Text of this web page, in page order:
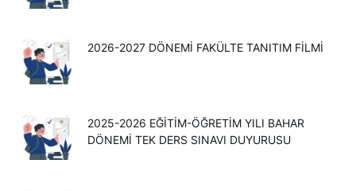
2026-2027 DÖNEMİ FAKÜLTE TANITIM FİLMİ
2025-2026 EĞITIM-ÖĞRETIM YILI BAHAR
DÖNEMI TEK DERS SINAVI DUYURUSU